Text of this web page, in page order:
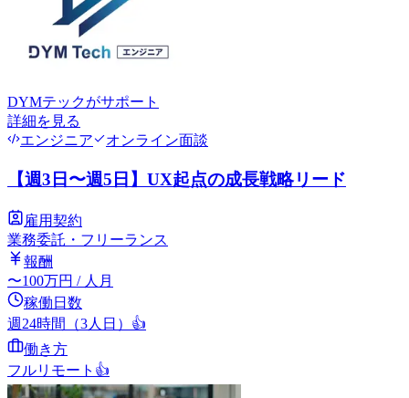
DYMテックがサポート
詳細を見る
エンジニア
オンライン面談
【週3日〜週5日】UX起点の成長戦略リード
雇用契約
業務委託・フリーランス
報酬
〜100万円 / 人月
稼働日数
週24時間（3人日） 👍
働き方
フルリモート 👍